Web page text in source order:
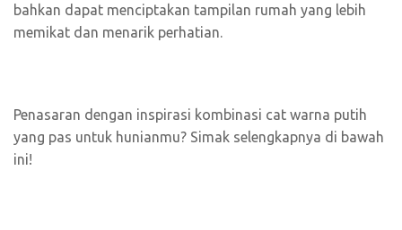
bahkan dapat menciptakan tampilan rumah yang lebih
memikat dan menarik perhatian.
Penasaran dengan inspirasi kombinasi cat warna putih
yang pas untuk hunianmu? Simak selengkapnya di bawah
ini!